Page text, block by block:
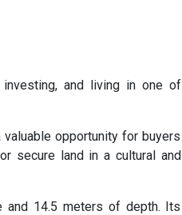
and living in one of
opportunity for buyers
secure land in a cultural and
and 14.5 meters of depth. Its